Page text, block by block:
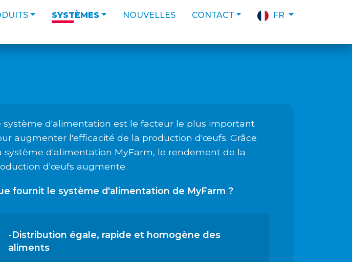
SYSTÈMES NOUVELLES CONTACT FR
système d'alimentation est le facteur le plus important
augmenter l'efficacité de la production d'œufs. Grâce
système d'alimentation MyFarm, le rendement de la
d'œufs augmente.
fournit le système d'alimentation de MyFarm ?
-Distribution égale, rapide et homogène des
aliments